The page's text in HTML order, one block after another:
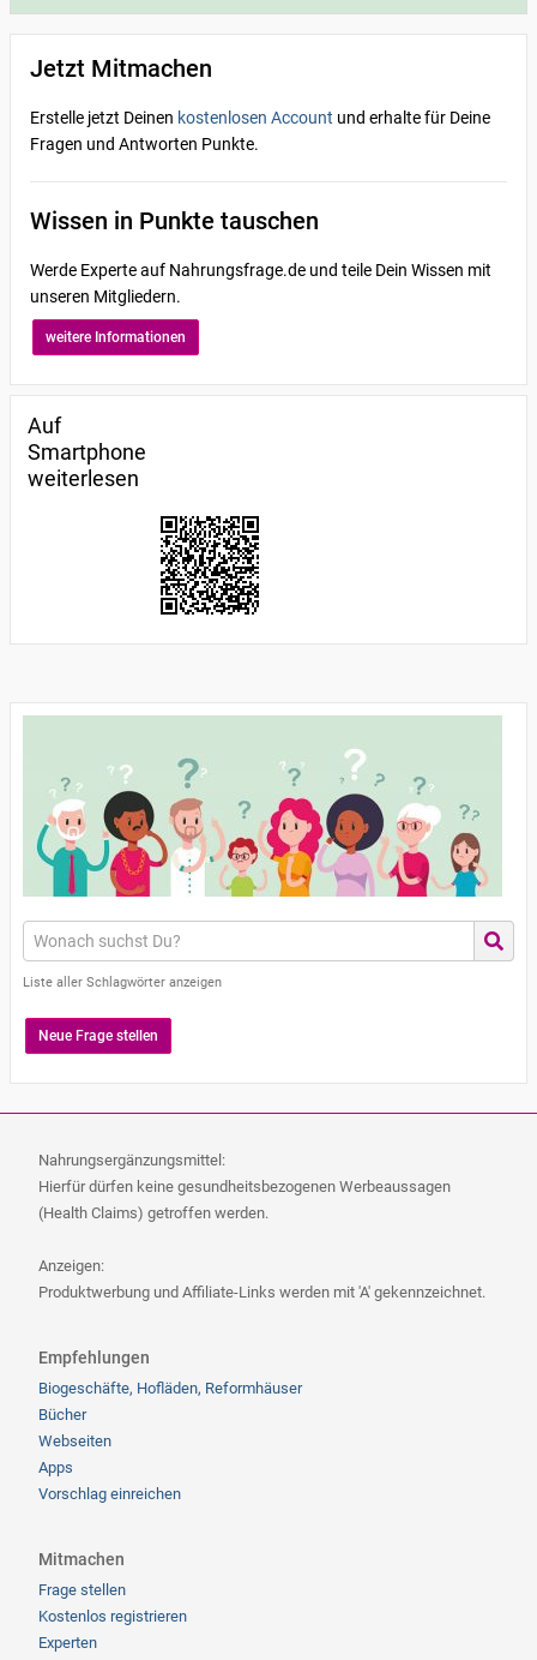
Jetzt Mitmachen
Erstelle jetzt Deinen kostenlosen Account und erhalte für Deine
Fragen und Antworten Punkte.
Wissen in Punkte tauschen
Werde Experte auf Nahrungsfrage.de und teile Dein Wissen mit
unseren Mitgliedern.
weitere Informationen
Auf
Smartphone
weiterlesen
Liste aller Schlagwörter anzeigen
Neue Frage stellen
Nahrungsergänzungsmittel:
Hierfür dürfen keine gesundheitsbezogenen Werbeaussagen
(Health Claims) getroffen werden.
Anzeigen:
Produktwerbung und Affiliate-Links werden mit 'A' gekennzeichnet.
Empfehlungen
Biogeschäfte, Hofläden, Reformhäuser
Bücher
Webseiten
Apps
Vorschlag einreichen
Mitmachen
Frage stellen
Kostenlos registrieren
Experten